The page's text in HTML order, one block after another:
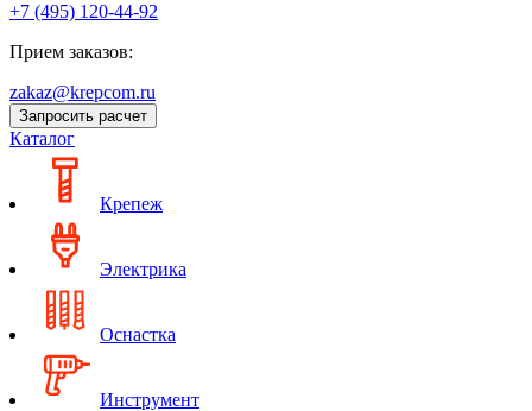
+7 (495) 120-44-92
Прием заказов:
zakaz@krepcom.ru
Запросить расчет
Каталог
Крепеж
Электрика
Оснастка
Инструмент